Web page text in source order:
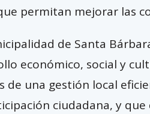
permitan mejorar las
de Santa
económico, social y
de una gestión local
ciudadana, y